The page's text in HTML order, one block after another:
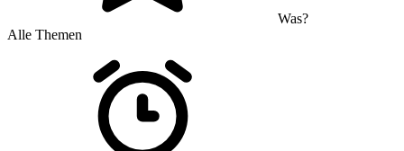
Was?
Alle Themen